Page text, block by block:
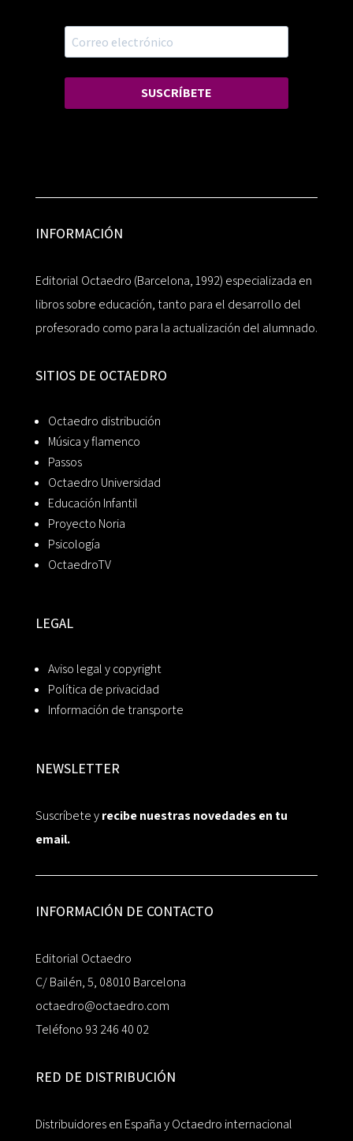
SUSCRÍBETE
INFORMACIÓN
Editorial Octaedro (Barcelona, 1992) especializada en
libros sobre educación, tanto para el desarrollo del
profesorado como para la actualización del alumnado.
SITIOS DE OCTAEDRO
Octaedro distribución
Música y flamenco
Passos
Octaedro Universidad
Educación Infantil
Proyecto Noria
Psicología
OctaedroTV
LEGAL
Aviso legal y copyright
Política de privacidad
Información de transporte
NEWSLETTER
Suscríbete yrecibe nuestras novedades en tu
email.
INFORMACIÓN DE CONTACTO
Editorial Octaedro
C/ Bailén, 5, 08010 Barcelona
octaedro@octaedro.com
Teléfono 93 246 40 02
RED DE DISTRIBUCIÓN
Distribuidores en España y Octaedro internacional